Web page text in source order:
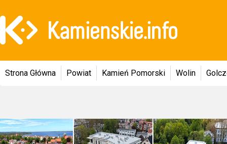
Strona Główna Powiat Kamień Pomorski Wolin